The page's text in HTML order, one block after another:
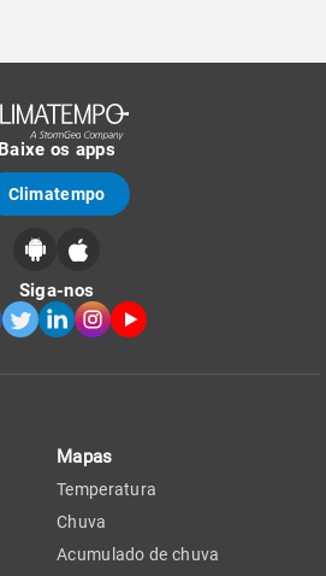
Baixe os apps
Climatempo
Siga-nos
Mapas
Temperatura
Chuva
Acumulado de chuva